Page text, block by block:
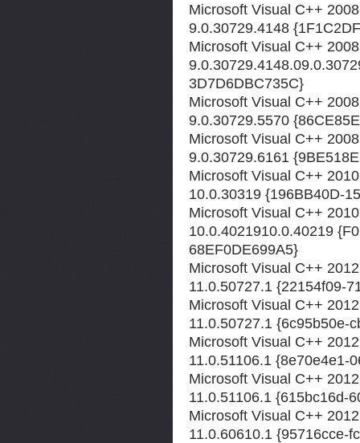
Microsoft Visual C++
9.0.30729.4148
Microsoft Visual C++
3D7D6DBC735C}
Microsoft Visual C++
9.0.30729.5570
Microsoft Visual C++
9.0.30729.6161
Microsoft Visual C++
10.0.30319 {196BB40D-
Microsoft Visual C++
10.0.4021910.0.40219
68EF0DE699A5}
Microsoft Visual C++
11.0.50727.1 {22154f09-
Microsoft Visual C++
11.0.50727.1 {6c95b50e-
Microsoft Visual C++
11.0.51106.1 {8e70e4e1-
Microsoft Visual C++
11.0.51106.1 {615bc16d-
Microsoft Visual C++
11.0.60610.1 {95716cce-